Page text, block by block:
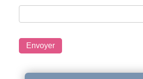
Envoyer